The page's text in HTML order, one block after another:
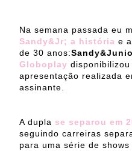
Na semana passada eu
Sandy&Jr; a história e
de 30 anos:Sandy&Ju
Globoplay
apresentação realizada
assinante.
A dupla se separou em
seguindo carreiras
para uma série de